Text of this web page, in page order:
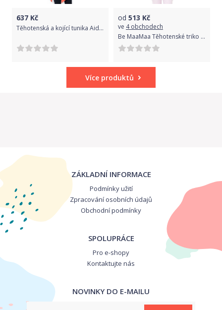
637 Kč
Těhotenská a kojící tunika Aida - korálová, Velikosti těh. moda M (38)
od 513 Kč
ve 4 obchodech
Be MaaMaa Těhotenské triko Kira
Více produktů
ZÁKLADNÍ INFORMACE
Podmínky užití
Zpracování osobních údajů
Obchodní podmínky
SPOLUPRÁCE
Pro e-shopy
Kontaktujte nás
NOVINKY DO E-MAILU